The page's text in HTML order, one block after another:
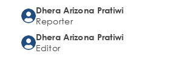
Dhera Arizona Pratiwi
Reporter
Dhera Arizona Pratiwi
Editor